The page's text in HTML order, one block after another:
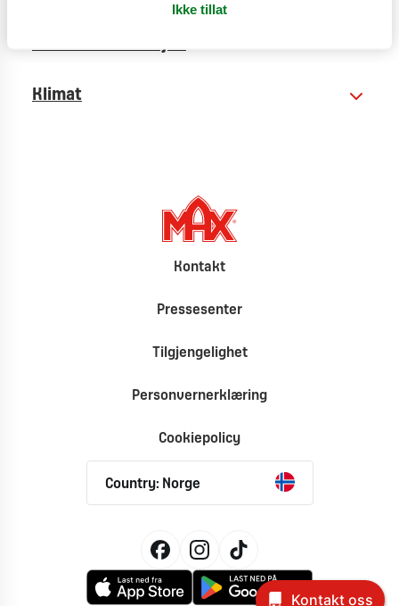
Ikke tillat
Klimat
Kontakt
Pressesenter
Tilgjengelighet
Personvernerklæring
Cookiepolicy
Country: Norge
Kontakt oss